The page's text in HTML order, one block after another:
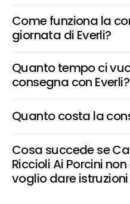
Come funziona la
giornata di Everli?
Quanto tempo ci
consegna con Everli?
Quanto costa la
Cosa succede se
Riccioli Ai Porcini
voglio dare